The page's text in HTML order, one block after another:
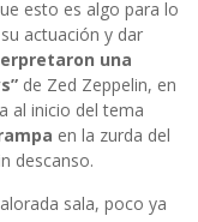
esto es algo para lo
actuación y dar
una
de Zed Zeppelin, en
al inicio del tema
en la zurda del
descanso.
sala, poco ya